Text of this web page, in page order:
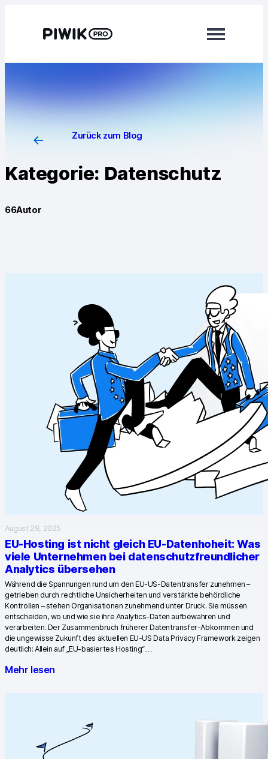
Analytics
Tag Manager
Consent Manager
Datenschutz & Sicherheit
Analytics für Web & Mobile
Analytics für Produktteams
Tag Management
Datenaktivierung
Datenschutz Compliance
Ecommerce Analytics
Server-Side-Tagging & Tracking
GA4-Wissensbank
Wechsel von Matomo
Blog
Content Katalog
Playbook zur Datenaktivierung
Zurück zum Blog
Kategorie: Datenschutz
66Autor
August 29, 2025
EU-Hosting ist nicht gleich EU-Datenhoheit: Was
viele Unternehmen bei datenschutzfreundlicher
Analytics übersehen
Während die Spannungen rund um den EU-US-Datentransfer zunehmen –
getrieben durch rechtliche Unsicherheiten und verstärkte behördliche
Kontrollen – stehen Organisationen zunehmend unter Druck. Sie müssen
entscheiden, wo und wie sie ihre Analytics-Daten aufbewahren und
verarbeiten. Der Zusammenbruch früherer Datentransfer-Abkommen und
die ungewisse Zukunft des aktuellen EU-US Data Privacy Framework zeigen
deutlich: Allein auf „EU-basiertes Hosting“…
Mehr lesen